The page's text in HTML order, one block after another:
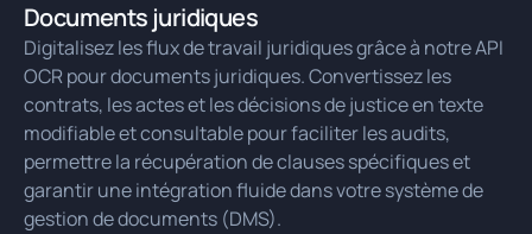
Documents juridiques
Digitalisez les flux de travail juridiques grâce à notre API
OCR pour documents juridiques. Convertissez les
contrats, les actes et les décisions de justice en texte
modifiable et consultable pour faciliter les audits,
permettre la récupération de clauses spécifiques et
garantir une intégration fluide dans votre système de
gestion de documents (DMS).